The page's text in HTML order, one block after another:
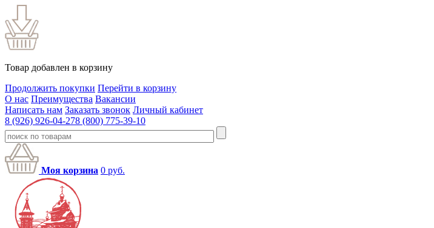
Товар добавлен в корзину
Продолжить покупки Перейти в корзину
О нас Преимущества Вакансии
Написать нам Заказать звонок Личный кабинет
8 (926) 926-04-278 (800) 775-39-10
Моя корзина 0 руб.